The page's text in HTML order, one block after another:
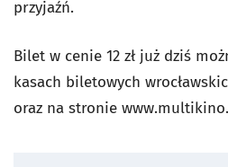
przyjaźń.
Bilet w cenie 12 zł już dziś
kasach biletowych
oraz na stronie